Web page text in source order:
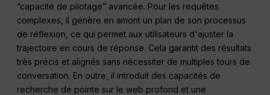
“capacité de pilotage” avancée. Pour les requêtes
complexes, il génère en amont un plan de son processus
de réflexion, ce qui permet aux utilisateurs d'ajuster la
trajectoire en cours de réponse. Cela garantit des résultats
très précis et alignés sans nécessiter de multiples tours de
conversation. En outre, il introduit des capacités de
recherche de pointe sur le web profond et une